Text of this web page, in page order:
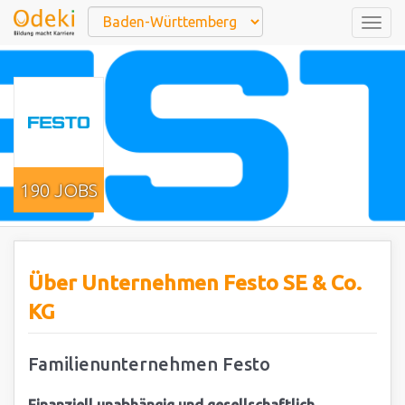
190 JOBS
Über Unternehmen Festo SE & Co.
KG
Familienunternehmen Festo